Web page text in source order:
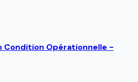
Condition Opérationnelle -